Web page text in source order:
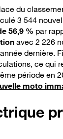
du
3 544
56,9 % par
avec 2 226
dernière.
ce qui
période en
moto